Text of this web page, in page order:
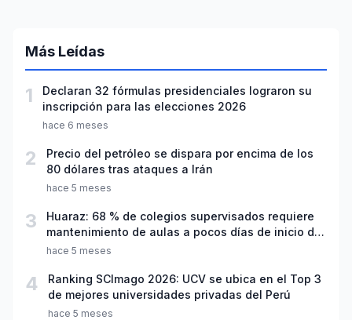
Más Leídas
1
Declaran 32 fórmulas presidenciales lograron su
inscripción para las elecciones 2026
hace 6 meses
2
Precio del petróleo se dispara por encima de los
80 dólares tras ataques a Irán
hace 5 meses
3
Huaraz: 68 % de colegios supervisados requiere
mantenimiento de aulas a pocos días de inicio del
año escolar 2026
hace 5 meses
4
Ranking SCImago 2026: UCV se ubica en el Top 3
de mejores universidades privadas del Perú
hace 5 meses